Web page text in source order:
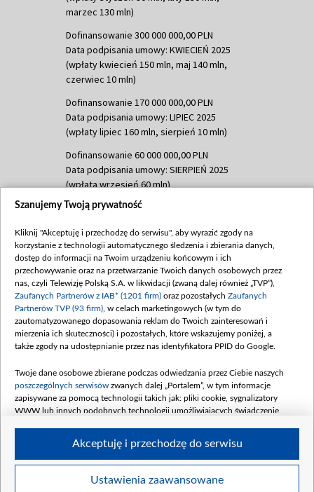
marzec 130 mln)
Dofinansowanie 300 000 000,00 PLN
Data podpisania umowy: KWIECIEŃ 2025
(wpłaty kwiecień 150 mln, maj 140 mln,
czerwiec 10 mln)
Dofinansowanie 170 000 000,00 PLN
Data podpisania umowy: LIPIEC 2025
(wpłaty lipiec 160 mln, sierpień 10 mln)
Dofinansowanie 60 000 000,00 PLN
Data podpisania umowy: SIERPIEŃ 2025
(wpłata wrzesień 60 mln)
Dofinansowanie 635 783 051,21 PLN
(wpłata wrzesień 100 mln, październik 350
mln, listopad 265 mln)
Dofinansowanie 48 862 000,00 PLN
Data podpisania umowy: GRUDZIEŃ 2025
(wpłata grudzień 60,548 mln)
Dofinansowanie 900 000 000,00 PLN
Data podpisania umowy: LUTY 2026 (wpłata
kwiecień 180 mln, 7 maja 180 mln, 8
czerwca 90 mln)
Dofinansowanie 250 000 000,00 PLN
4 sierpnia 250 mln
Szanujemy Twoją prywatność
Kliknij "Akceptuję i przechodzę do serwisu", aby wyrazić zgody na
korzystanie z technologii automatycznego śledzenia i zbierania danych,
dostęp do informacji na Twoim urządzeniu końcowym i ich
przechowywanie oraz na przetwarzanie Twoich danych osobowych przez
nas, czyli Telewizję Polską S.A. w likwidacji (zwaną dalej również „TVP”),
Zaufanych Partnerów z IAB* (1201 firm) oraz pozostałych Zaufanych
Partnerów TVP (93 firm) , w celach marketingowych (w tym do
zautomatyzowanego dopasowania reklam do Twoich zainteresowań i
mierzenia ich skuteczności) i pozostałych, które wskazujemy poniżej, a
także zgody na udostępnianie przez nas identyfikatora PPID do Google.
Twoje dane osobowe zbierane podczas odwiedzania przez Ciebie naszych
poszczególnych serwisów zwanych dalej „Portalem”, w tym informacje
zapisywane za pomocą technologii takich jak: pliki cookie, sygnalizatory
WWW lub innych podobnych technologii umożliwiających świadczenie
Twoje dane osobowe zbierane podczas odwiedzania przez Ciebie
Ustawienia zaawansowane
Akceptuję i przechodzę do serwisu